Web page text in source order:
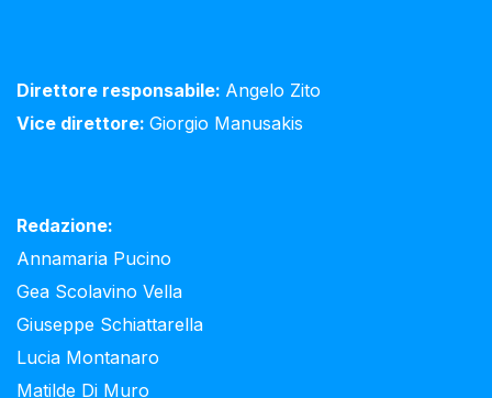
Direttore responsabile: Angelo Zito
Vice direttore: Giorgio Manusakis
Redazione:
Annamaria Pucino
Gea Scolavino Vella
Giuseppe Schiattarella
Lucia Montanaro
Matilde Di Muro